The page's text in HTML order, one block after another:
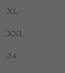
XL
XXL
34